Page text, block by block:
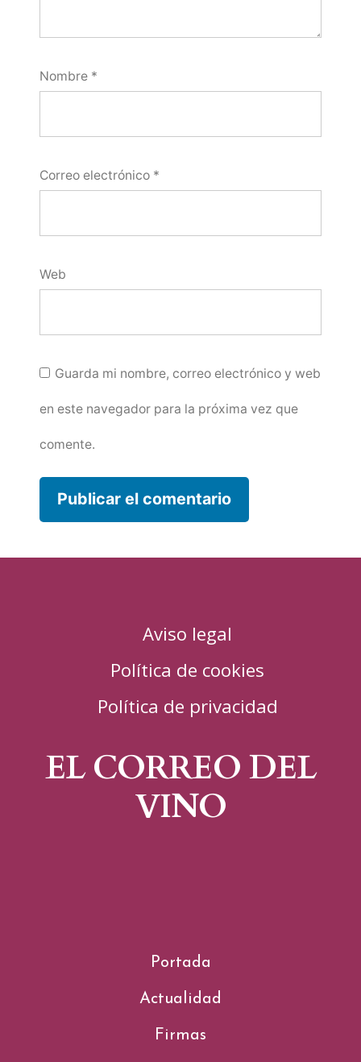
Nombre *
Correo electrónico *
Web
Guarda mi nombre, correo electrónico y web
en este navegador para la próxima vez que
comente.
Aviso legal
Política de cookies
Política de privacidad
EL CORREO DEL
VINO
Portada
Actualidad
Firmas